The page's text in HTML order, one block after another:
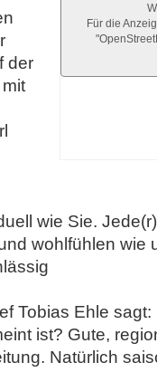
Für die
der
wie Sie.
wohlfühlen wie
Tobias Ehle
ist? Gute,
Natürlich